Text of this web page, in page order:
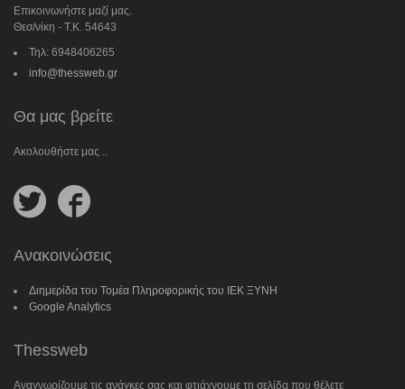
Επικοινωνήστε μαζί μας.
Θεσ/νίκη - Τ.Κ. 54643
Τηλ: 6948406265
info@thessweb.gr
Θα μας βρείτε
Ακολουθήστε μας ..
Follow
us
us
Ανακοινώσεις
Διημερίδα του Τομέα Πληροφορικής του ΙΕΚ ΞΥΝΗ
Google Analytics
Thessweb
Αναγνωρίζουμε τις ανάγκες σας και φτιάχνουμε τη σελίδα που θέλετε